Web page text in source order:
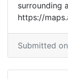
surrounding
https://
Submitted